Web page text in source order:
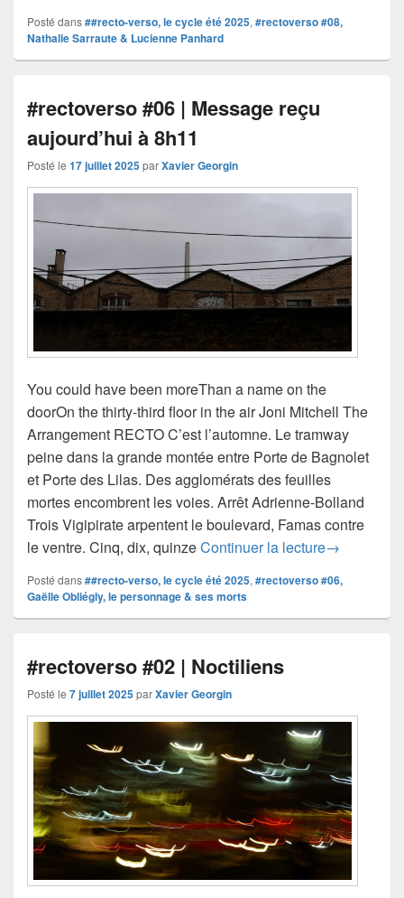
Posté dans##recto-verso, le cycle été 2025, #rectoverso #08,
Nathalie Sarraute & Lucienne Panhard
#rectoverso #06 | Message reçu
aujourd’hui à 8h11
Posté le 17 juillet 2025parXavier Georgin
You could have been moreThan a name on the
doorOn the thirty-third floor in the air Joni Mitchell The
Arrangement RECTO C’est l’automne. Le tramway
peine dans la grande montée entre Porte de Bagnolet
et Porte des Lilas. Des agglomérats des feuilles
mortes encombrent les voies. Arrêt Adrienne-Bolland
Trois Vigipirate arpentent le boulevard, Famas contre
le ventre. Cinq, dix, quinzeContinuer la lecture#rectoverso
→
Posté dans##recto-verso, le cycle été 2025, #rectoverso #06,
Gaëlle Obliégly, le personnage & ses morts
#rectoverso #02 | Noctiliens
Posté le 7 juillet 2025parXavier Georgin